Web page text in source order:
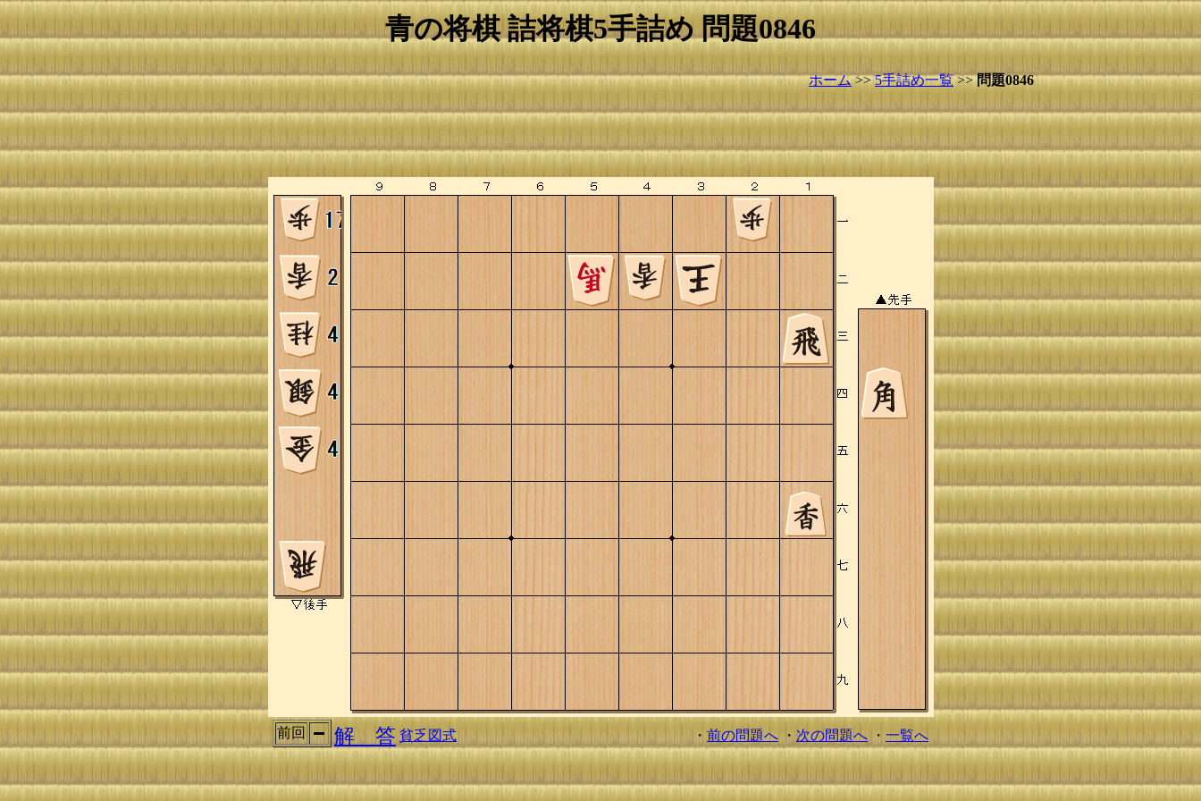
青の将棋 詰将棋5手詰め 問題0846
ホーム>>5手詰め一覧>>問題0846
前回 解 答 貧乏図式 ・ 前の問題へ・次の問題へ ・ 一覧へ